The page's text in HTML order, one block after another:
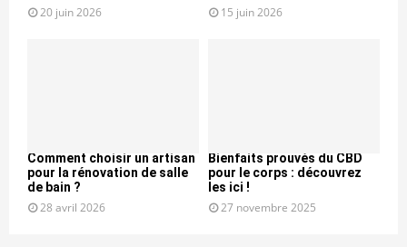
20 juin 2026 15 juin 2026
Comment choisir un artisan
pour la rénovation de salle
de bain ?
28 avril 2026
Bienfaits prouvés du CBD
pour le corps : découvrez
les ici !
27 novembre 2025